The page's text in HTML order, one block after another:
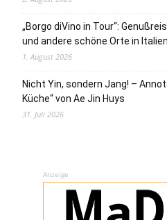
„Borgo diVino in Tour“:
und andere schöne Orte in Italien
1. August 2026
Nicht Yin, sondern Jang! –
Küche“ von Ae Jin Huys
31. Juli 2026
Anzeige